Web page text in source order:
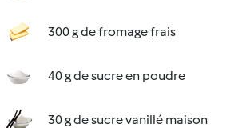
300 g de fromage frais
40 g de sucre en poudre
30 g de sucre vanillé maison